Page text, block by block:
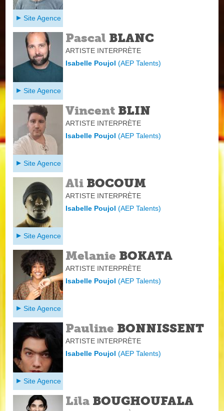
Site Agence
Pascal BLANC
ARTISTE INTERPRÈTE
Isabelle Poujol(AEP Talents)
Site Agence
Vincent BLIN
ARTISTE INTERPRÈTE
Isabelle Poujol(AEP Talents)
Site Agence
Ali BOCOUM
ARTISTE INTERPRÈTE
Isabelle Poujol(AEP Talents)
Site Agence
Melanie BOKATA
ARTISTE INTERPRÈTE
Isabelle Poujol(AEP Talents)
Site Agence
Pauline BONNISSENT
ARTISTE INTERPRÈTE
Isabelle Poujol(AEP Talents)
Site Agence
Lila BOUGHOUFALA